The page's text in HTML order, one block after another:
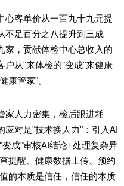
客单价从一百九十九元提
不足百分之八提升到三成
家，贡献体检中心总收入的
户从"来体检的"变成"来健康
康管家"。
人力密集，检后跟进耗
应对是"技术换人力"：引入AI
成"审核AI结论+处理复杂异
提醒、健康数据上传、预约
的本质是信任，信任的本质